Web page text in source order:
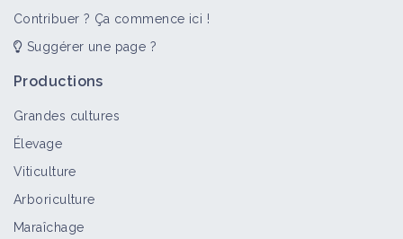
Adventices
Contribuer ? Ça commence ici !
Suggérer une page ?
Productions
Grandes cultures
Élevage
Viticulture
Arboriculture
Maraîchage